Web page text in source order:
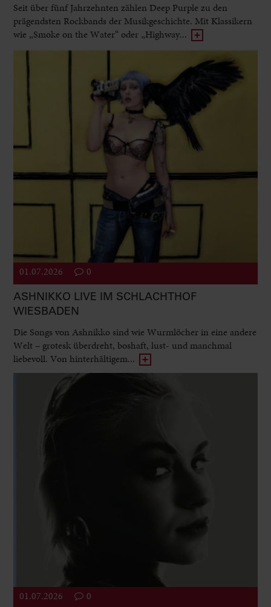
Seit über fünf Jahrzehnten zählen Deep Purple zu den
prägendsten Rockbands der Musikgeschichte. Mit Klassikern
wie „Smoke on the Water“ oder „Highway...
01.07.2026 0
ASHNIKKO LIVE IM SCHLACHTHOF
WIESBADEN
Die Songs von Ashnikko sind wie Wurmlöcher in eine andere
Welt – grotesk überdreht, boshaft, lust- und manchmal
liebevoll. Von hinterhältigem...
01.07.2026 0